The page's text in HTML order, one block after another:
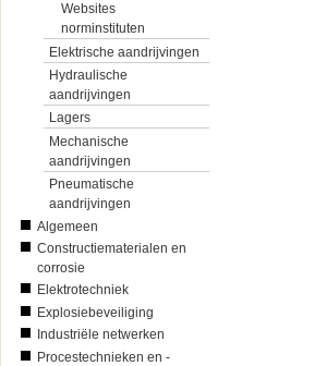
Websites
norminstituten
Elektrische aandrijvingen
Hydraulische
aandrijvingen
Lagers
Mechanische
aandrijvingen
Pneumatische
aandrijvingen
Algemeen
Constructiematerialen en
corrosie
Elektrotechniek
Explosiebeveiliging
Industriële netwerken
Procestechnieken en -